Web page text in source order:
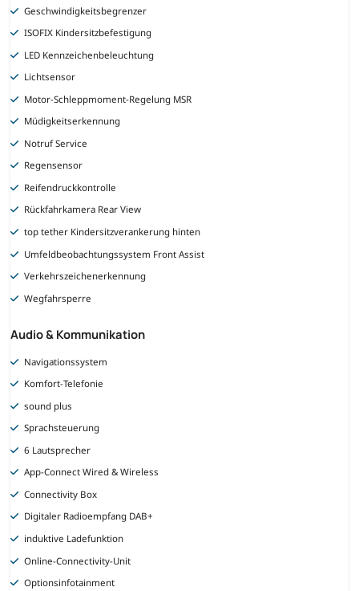
Geschwindigkeitsbegrenzer
ISOFIX Kindersitzbefestigung
LED Kennzeichenbeleuchtung
Lichtsensor
Motor-Schleppmoment-Regelung MSR
Müdigkeitserkennung
Notruf Service
Regensensor
Reifendruckkontrolle
Rückfahrkamera Rear View
top tether Kindersitzverankerung hinten
Umfeldbeobachtungssystem Front Assist
Verkehrszeichenerkennung
Wegfahrsperre
Audio & Kommunikation
Navigationssystem
Komfort-Telefonie
sound plus
Sprachsteuerung
6 Lautsprecher
App-Connect Wired & Wireless
Connectivity Box
Digitaler Radioempfang DAB+
induktive Ladefunktion
Online-Connectivity-Unit
Optionsinfotainment